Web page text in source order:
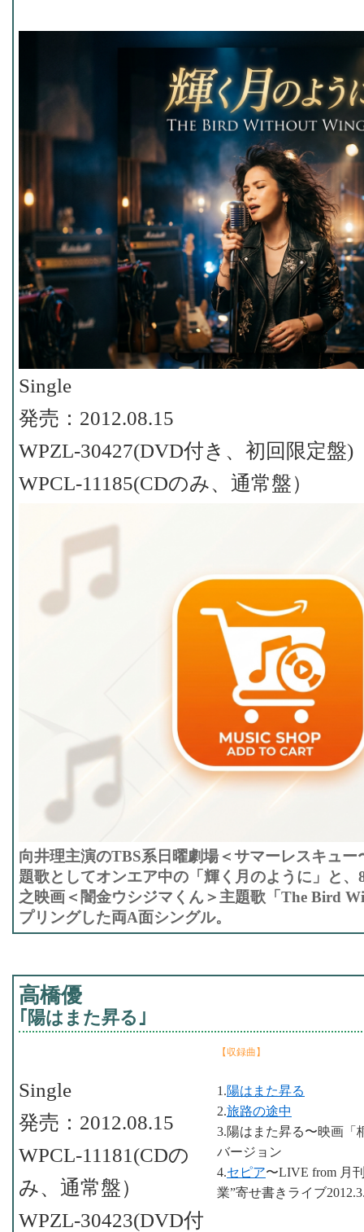
Single
発売：2012.08.15
WPZL-30427(DVD付き、初回限定盤)
WPCL-11185(CDのみ、通常盤）
向井理主演のTBS系日曜劇場＜サマーレスキュ
題歌としてオンエア中の「輝く月のように」と、
之映画＜闇金ウシジマくん＞主題歌「The Bird
プリングした両A面シングル。
高橋優
｢陽はまた昇る｣
【収録曲】
1.陽はまた昇る
2.旅路の途中
3.陽はまた昇る〜映画「
バージョン
4.セピア〜LIVE from 月
業”寄せ書きライブ
Single
発売：2012.08.15
WPCL-11181(CDの
み、通常盤）
WPZL-30423(DVD付